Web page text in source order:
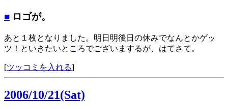
■ ロゴが。
あと１枚となりました。明日明後日の休みでなんとかゲッ
ツ！といきたいところでございまするが、はてさて。
[ツッコミを入れる]
2006/10/21(Sat)